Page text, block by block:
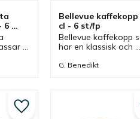
6
vid
Bellevue kaffekopp
cl - 6 st/fp
Bellevue kaffekopp
har en klassisk och
fina detaljer.
G. Benedikt
Lägg till i favoriter